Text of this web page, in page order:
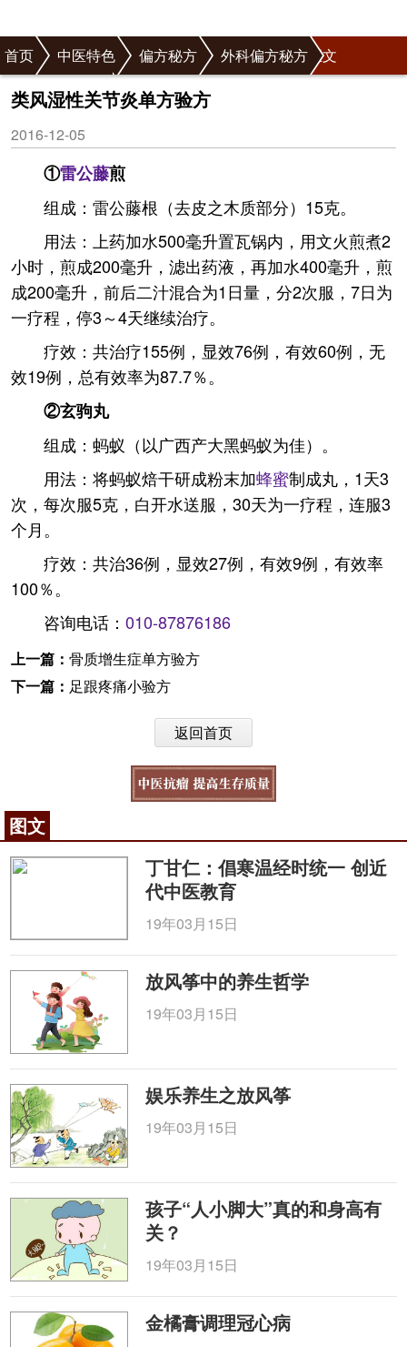
首页 中医特色 偏方秘方
外科偏方秘方
骨症偏方秘方
正文
类风湿性关节炎单方验方
2016-12-05
①雷公藤煎
组成：雷公藤根（去皮之木质部分）15克。
用法：上药加水500毫升置瓦锅内，用文火煎煮2
小时，煎成200毫升，滤出药液，再加水400毫升，煎
成200毫升，前后二汁混合为1日量，分2次服，7日为
一疗程，停3～4天继续治疗。
疗效：共治疗155例，显效76例，有效60例，无
效19例，总有效率为87.7％。
②玄驹丸
组成：蚂蚁（以广西产大黑蚂蚁为佳）。
用法：将蚂蚁焙干研成粉末加蜂蜜制成丸，1天3
次，每次服5克，白开水送服，30天为一疗程，连服3
个月。
疗效：共治36例，显效27例，有效9例，有效率
100％。
咨询电话： 010-87876186
上一篇： 骨质增生症单方验方
下一篇： 足跟疼痛小验方
返回首页
图文
丁甘仁：倡寒温经时统一 创近
代中医教育
19年03月15日
放风筝中的养生哲学
19年03月15日
娱乐养生之放风筝
19年03月15日
孩子“人小脚大”真的和身高有
关？
19年03月15日
金橘膏调理冠心病